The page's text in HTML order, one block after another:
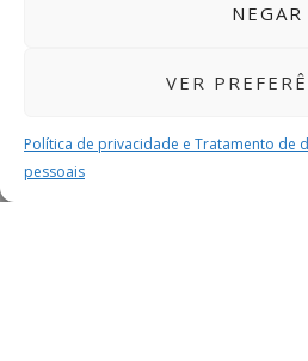
NEGAR
VER
Política de privacidade e Tratamento de
pessoais